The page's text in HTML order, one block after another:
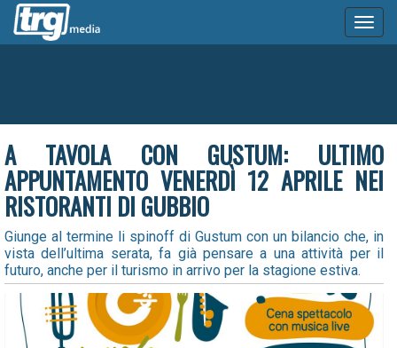
A TAVOLA CON GUSTUM: ULTIMO
APPUNTAMENTO VENERDÌ 12 APRILE NEI
RISTORANTI DI GUBBIO
Giunge al termine li spinoff di Gustum con un bilancio che, in
vista dell’ultima serata, fa già pensare a una attività per il
futuro, anche per il turismo in arrivo per la stagione estiva.